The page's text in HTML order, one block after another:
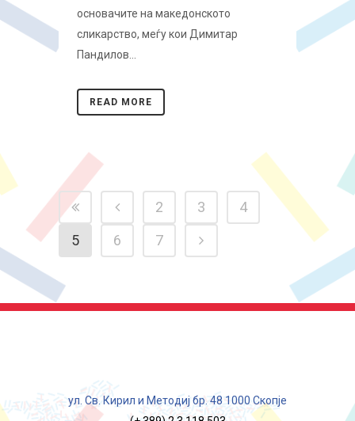
основачите на македонското
сликарство, меѓу кои Димитар
Пандилов...
READ MORE
2 3
4
5
6 7
ул. Св. Кирил и Методиј бр. 48 1000 Скопје